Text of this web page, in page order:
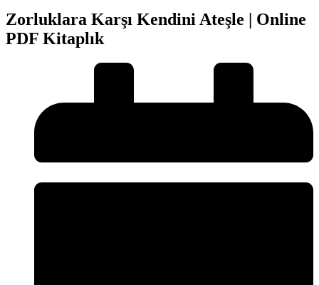
Zorluklara Karşı Kendini Ateşle | Online
PDF Kitaplık